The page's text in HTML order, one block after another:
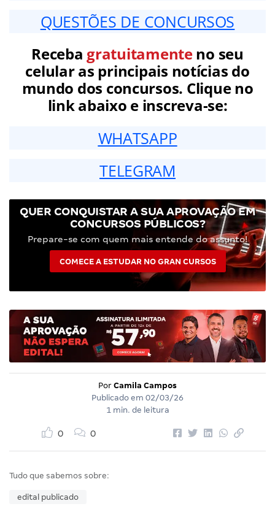
QUESTÕES DE CONCURSOS
Receba gratuitamenteno seu
celular as principais notícias do
mundo dos concursos. Clique no
link abaixo e inscreva-se:
WHATSAPP
TELEGRAM
QUER CONQUISTAR A SUA APROVAÇÃO EM
CONCURSOS PÚBLICOS?
Prepare-se com quem mais entende do assunto!
COMECE A ESTUDAR NO GRAN CURSOS
Por Camila Campos
Publicado em 02/03/26
1 min. de leitura
0 0
Tudo que sabemos sobre:
edital publicado